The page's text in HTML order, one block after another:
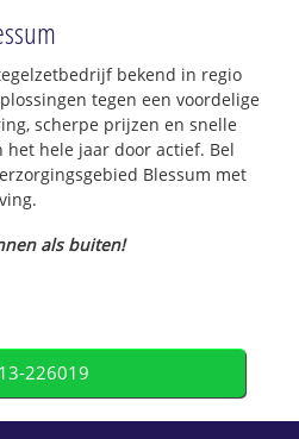
bekend in regio
tegen een voordelige
scherpe prijzen en snelle
het hele jaar door actief. Bel
Blessum met
als buiten!
226019